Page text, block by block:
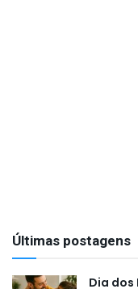
Últimas postagens
Dia dos